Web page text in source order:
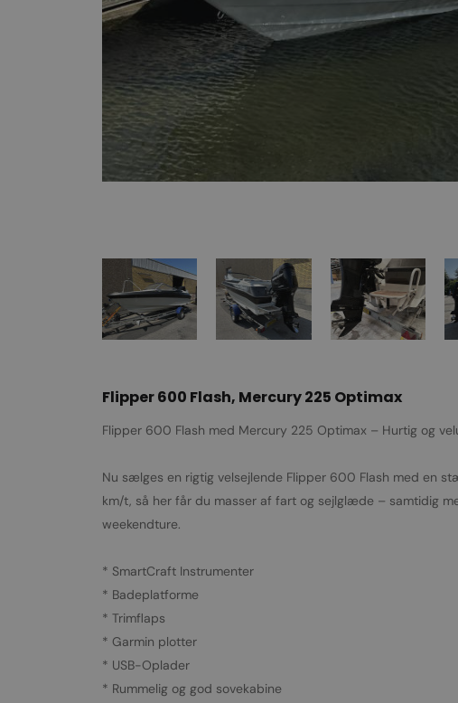
Flipper 600 Flash, Mercury 225 Optimax
Flipper 600 Flash med Mercury 225 Optimax – Hurtig og
Nu sælges en rigtig velsejlende Flipper 600 Flash med en
km/t, så her får du masser af fart og sejlglæde – samtidig
weekendture.
* SmartCraft Instrumenter
* Badeplatforme
* Trimflaps
* Garmin plotter
* USB-Oplader
* Rummelig og god sovekabine